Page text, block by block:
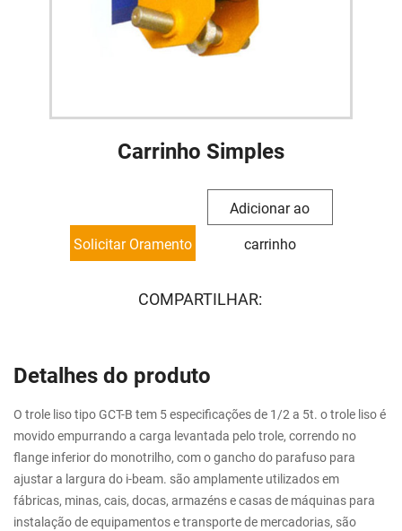
Carrinho Simples
Solicitar Oramento
Adicionar ao
carrinho
COMPARTILHAR:
Detalhes do produto
O trole liso tipo GCT-B tem 5 especificações de 1/2 a 5t. o trole liso é
movido empurrando a carga levantada pelo trole, correndo no
flange inferior do monotrilho, com o gancho do parafuso para
ajustar a largura do i-beam. são amplamente utilizados em
fábricas, minas, cais, docas, armazéns e casas de máquinas para
instalação de equipamentos e transporte de mercadorias, são